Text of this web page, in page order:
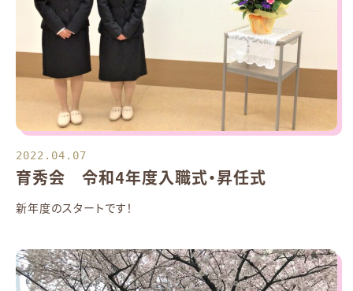
2022.04.07
育秀会 令和4年度入職式・昇任式
新年度のスタートです！